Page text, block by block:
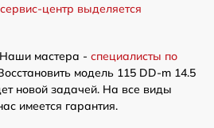
центр выделяется
мастера - специалисты по
модель 115 DD-m 14.5
новой задачей. На все виды
имеется гарантия.